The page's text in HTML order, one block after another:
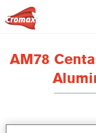
AM78
Centari Mastertint es un